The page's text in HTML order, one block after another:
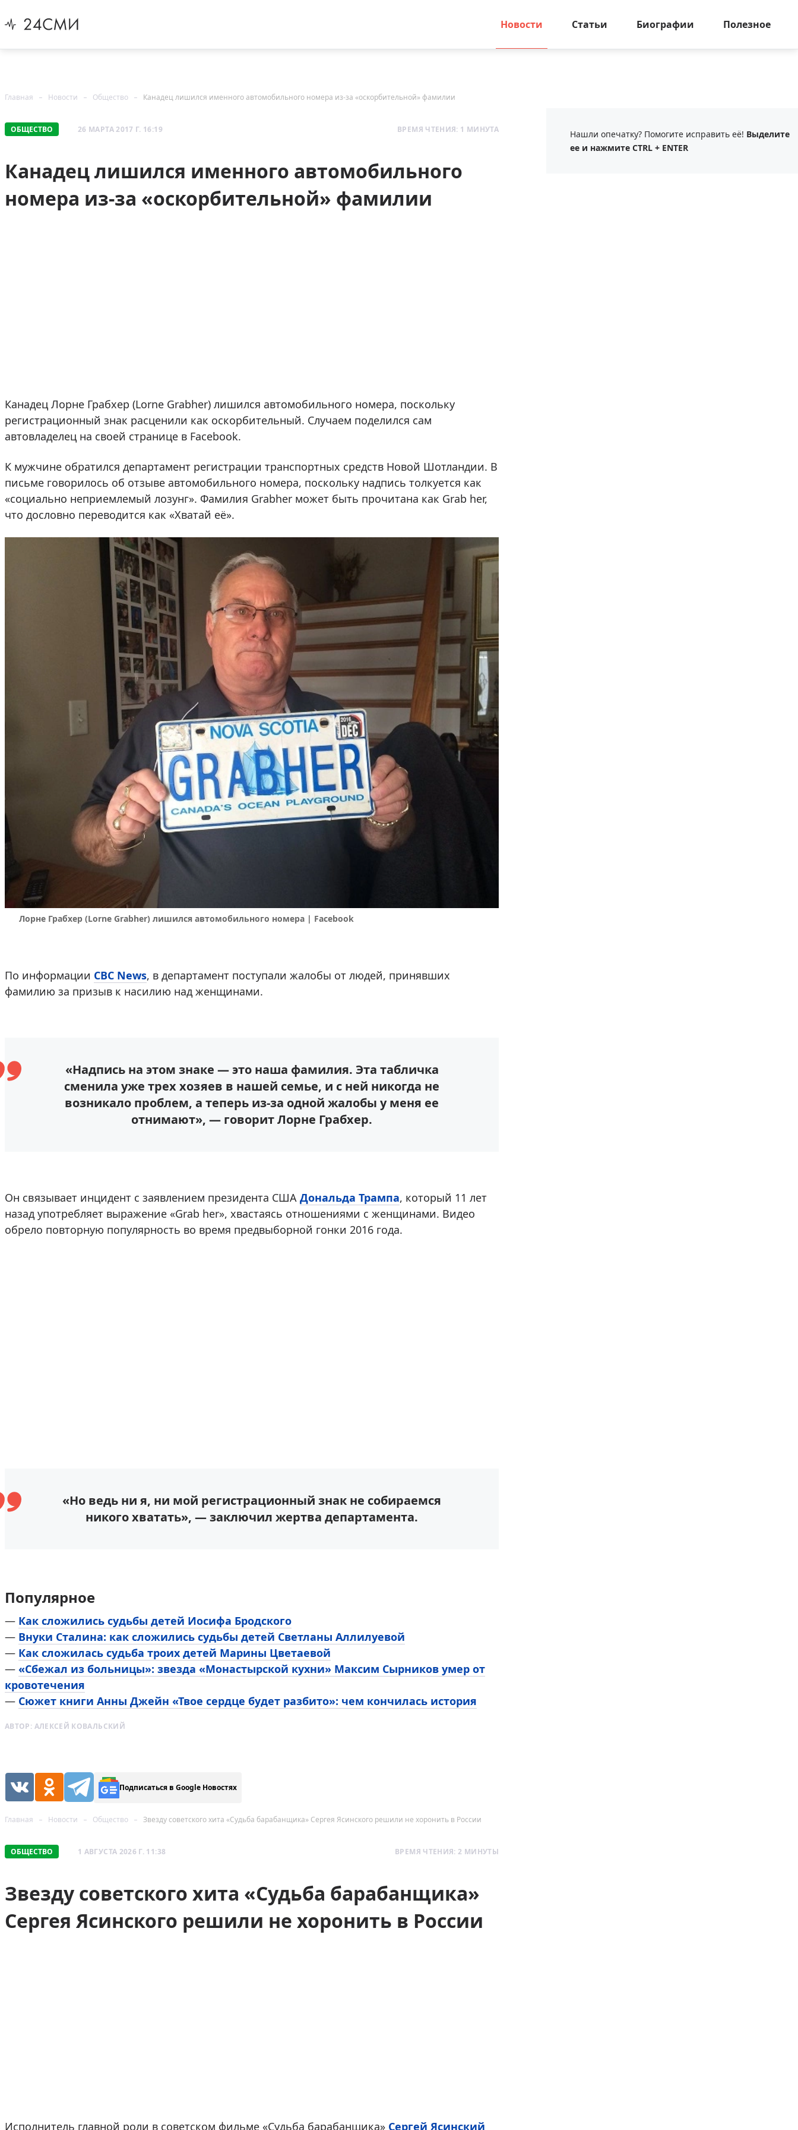
Новости Статьи Биографии Полезное
Главная Новости Общество Канадец лишился именного автомобильного номера из-за «оскорбительной» фамилии
ОБЩЕСТВО 26 МАРТА 2017 Г. 16:19 ВРЕМЯ ЧТЕНИЯ: 1 МИНУТА
Канадец лишился именного автомобильного
номера из-за «оскорбительной» фамилии
Канадец Лорне Грабхер (Lorne Grabher) лишился автомобильного номера, поскольку
регистрационный знак расценили как оскорбительный. Случаем поделился сам
автовладелец на своей странице в Facebook.
К мужчине обратился департамент регистрации транспортных средств Новой Шотландии. В
письме говорилось об отзыве автомобильного номера, поскольку надпись толкуется как
«социально неприемлемый лозунг». Фамилия Grabher может быть прочитана как Grab her,
что дословно переводится как «Хватай её».
Лорне Грабхер (Lorne Grabher) лишился автомобильного номера | Facebook
По информации CBC News, в департамент поступали жалобы от людей, принявших
фамилию за призыв к насилию над женщинами.
«Надпись на этом знаке — это наша фамилия. Эта табличка
сменила уже трех хозяев в нашей семье, и с ней никогда не
возникало проблем, а теперь из-за одной жалобы у меня ее
отнимают», — говорит Лорне Грабхер.
Он связывает инцидент с заявлением президента США Дональда Трампа, который 11 лет
назад употребляет выражение «Grab her», хвастаясь отношениями с женщинами. Видео
обрело повторную популярность во время предвыборной гонки 2016 года.
«Но ведь ни я, ни мой регистрационный знак не собираемся
никого хватать», — заключил жертва департамента.
Популярное
— Как сложились судьбы детей Иосифа Бродского
— Внуки Сталина: как сложились судьбы детей Светланы Аллилуевой
— Как сложилась судьба троих детей Марины Цветаевой
— «Сбежал из больницы»: звезда «Монастырской кухни» Максим Сырников умер от
кровотечения
— Сюжет книги Анны Джейн «Твое сердце будет разбито»: чем кончилась история
АВТОР: АЛЕКСЕЙ КОВАЛЬСКИЙ
Подписаться в Google Новостях
Главная Новости Общество Звезду советского хита «Судьба барабанщика» Сергея Ясинского решили не хоронить в России
ОБЩЕСТВО 1 АВГУСТА 2026 Г. 11:38 ВРЕМЯ ЧТЕНИЯ: 2 МИНУТЫ
Звезду советского хита «Судьба барабанщика»
Сергея Ясинского решили не хоронить в России
Исполнитель главной роли в советском фильме «Судьба барабанщика» Сергей Ясинский
Нашли опечатку? Помогите исправить её! Выделите
ее и нажмите CTRL + ENTER